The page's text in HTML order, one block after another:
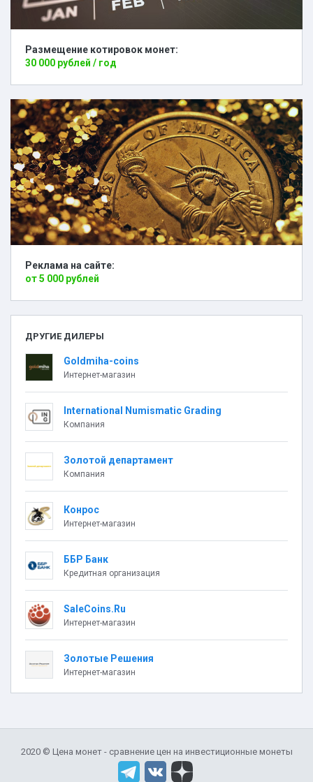
Размещение котировок монет:
30 000 рублей / год
Реклама на сайте:
от 5 000 рублей
ДРУГИЕ ДИЛЕРЫ
Goldmiha-coins
Интернет-магазин
International Numismatic Grading
Компания
Золотой департамент
Компания
Конрос
Интернет-магазин
ББР Банк
Кредитная организация
SaleCoins.Ru
Интернет-магазин
Золотые Решения
Интернет-магазин
2020 © Цена монет - сравнение цен на инвестиционные монеты